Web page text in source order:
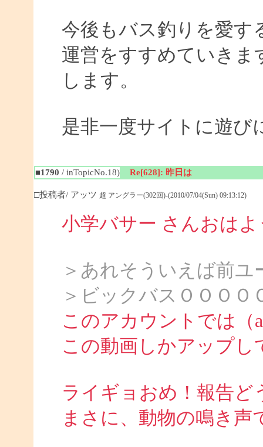
今後もバス釣りを愛す
運営をすすめていきま
します。
是非一度サイトに遊び
■1790 / inTopicNo.18) Re[628]: 昨日は
□投稿者/ アッツ 超 アングラー(302回)-(2010/07/04(Sun) 09:13:12)
小学バサー さんおは
＞あれそういえば前
＞ビックバスＯＯＯ
このアカウントでは（
この動画しかアップし
ライギョおめ！報告ど
まさに、動物の鳴き声